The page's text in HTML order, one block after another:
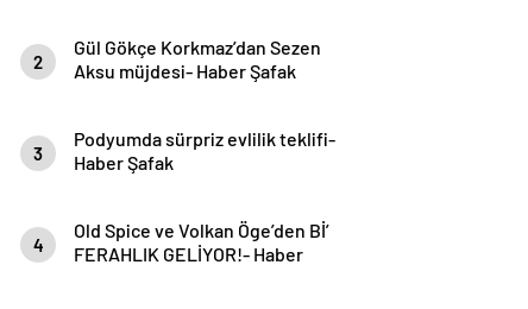
2
Gül Gökçe Korkmaz’dan Sezen
Aksu müjdesi- Haber Şafak
3
Podyumda sürpriz evlilik teklifi-
Haber Şafak
4
Old Spice ve Volkan Öge’den Bİ’
FERAHLIK GELİYOR!- Haber